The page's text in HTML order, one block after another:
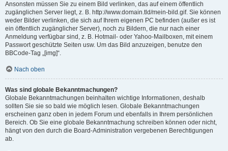
Ansonsten müssen Sie zu einem Bild verlinken, das auf einem öffentlich
zugänglichen Server liegt, z. B. http://www.domain.tld/mein-bild.gif. Sie können
weder Bilder verlinken, die sich auf Ihrem eigenen PC befinden (außer es ist
ein öffentlich zugänglicher Server), noch zu Bildern, die nur nach einer
Anmeldung verfügbar sind, z. B. Hotmail- oder Yahoo-Mailboxen, mit einem
Passwort geschützte Seiten usw. Um das Bild anzuzeigen, benutze den
BBCode-Tag „[img]“.
Nach oben
Was sind globale Bekanntmachungen?
Globale Bekanntmachungen beinhalten wichtige Informationen, deshalb
sollten Sie sie so bald wie möglich lesen. Globale Bekanntmachungen
erscheinen ganz oben in jedem Forum und ebenfalls in Ihrem persönlichen
Bereich. Ob Sie eine globale Bekanntmachung schreiben können oder nicht,
hängt von den durch die Board-Administration vergebenen Berechtigungen
ab.